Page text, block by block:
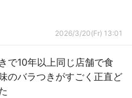
2026/3/20(Fr) 13:01
で10年以上同じ店舗で食
のバラつきがすごく正直ど